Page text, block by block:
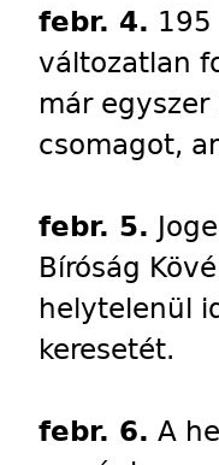
febr. 4.
változatlan
már
csomagot,
febr. 5.
Bíróság
helytelenül
keresetét.
febr. 6. A